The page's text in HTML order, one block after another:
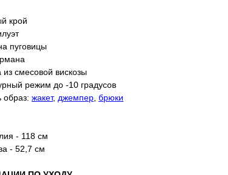
крой
пуговицы
из смесовой вискозы
режим до -10 градусов
образ: жакет, джемпер, брюки
- 118 см
- 52,7 см